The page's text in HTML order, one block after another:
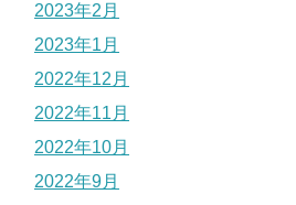
2023年2月
2023年1月
2022年12月
2022年11月
2022年10月
2022年9月